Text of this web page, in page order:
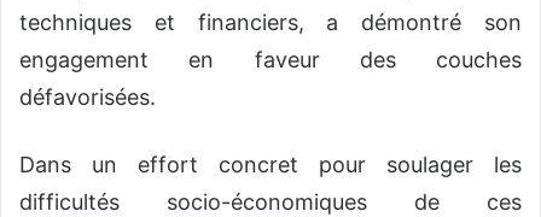
techniques et financiers, a démontré son
engagement en faveur des couches
défavorisées.
Dans un effort concret pour soulager les
difficultés socio-économiques de ces